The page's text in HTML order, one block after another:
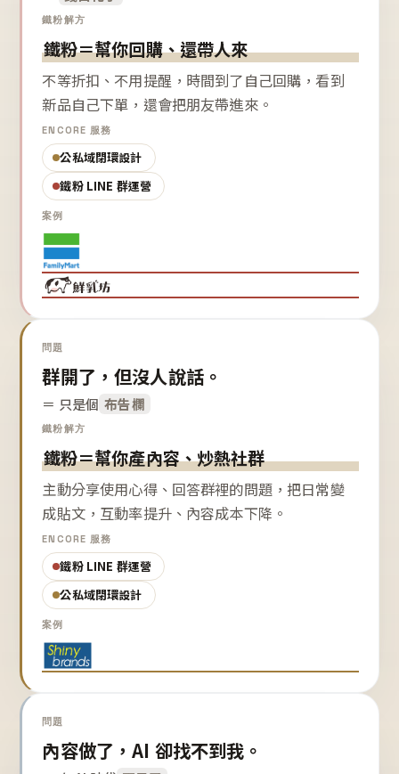
鐵粉解方
鐵粉＝幫你回購、還帶人來
不等折扣、不用提醒，時間到了自己回購，看到
新品自己下單，還會把朋友帶進來。
ENCORE 服務
公私域閉環設計
鐵粉 LINE 群運營
案例
問題
群開了，但沒人說話。
＝ 只是個 布告欄
鐵粉解方
鐵粉＝幫你產內容、炒熱社群
主動分享使用心得、回答群裡的問題，把日常變
成貼文，互動率提升、內容成本下降。
ENCORE 服務
鐵粉 LINE 群運營
公私域閉環設計
案例
問題
內容做了，AI 卻找不到我。